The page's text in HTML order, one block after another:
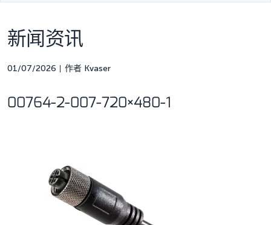
新闻资讯
01/07/2026 作者 Kvaser
00764-2-007-720×480-1